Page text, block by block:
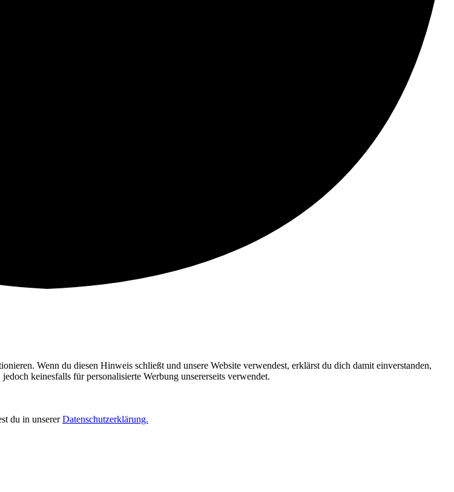
Wenn du diesen Hinweis schließt und unsere Website verwendest, erklärst du dich damit einverstanden,
keinesfalls für personalisierte Werbung unsererseits verwendet.
du in unsererDatenschutzerklärung.